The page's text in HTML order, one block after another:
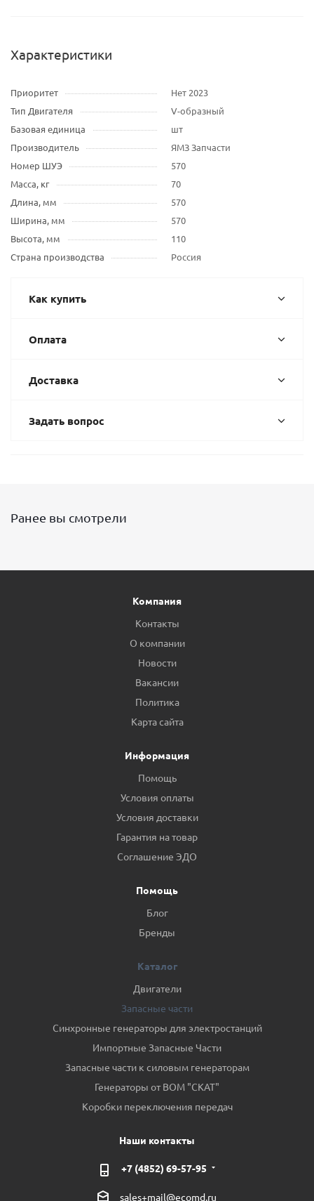
Характеристики
Приоритет
Нет 2023
Тип Двигателя
V-образный
Базовая единица
шт
Производитель
ЯМЗ Запчасти
Номер ШУЭ
570
Масса, кг
70
Длина, мм
570
Ширина, мм
570
Высота, мм
110
Страна производства
Россия
Как купить
Оплата
Доставка
Задать вопрос
Ранее вы смотрели
Компания
Контакты
О компании
Новости
Вакансии
Политика
Карта сайта
Информация
Помощь
Условия оплаты
Условия доставки
Гарантия на товар
Соглашение ЭДО
Помощь
Блог
Бренды
Каталог
Двигатели
Запасные части
Синхронные генераторы для электростанций
Импортные Запасные Части
Запасные части к силовым генераторам
Генераторы от ВОМ "СКАТ"
Коробки переключения передач
Наши контакты
+7 (4852) 69-57-95
sales+mail@ecomd.ru